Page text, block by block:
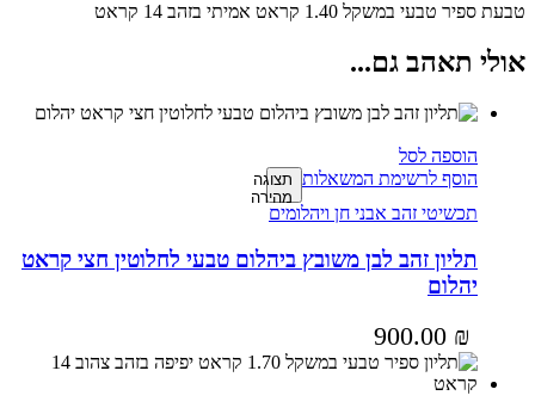
טבעת ספיר טבעי במשקל 1.40 קראט אמיתי בזהב 14 קראט
אולי תאהב גם...
הוספה לסל
הוסף לרשימת המשאלות תצוגה
מהירה
תכשיטי זהב אבני חן ויהלומים
תליון זהב לבן משובץ ביהלום טבעי לחלוטין חצי קראט
יהלום
900.00 ₪